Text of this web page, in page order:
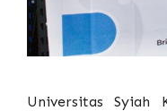
Universitas Syiah